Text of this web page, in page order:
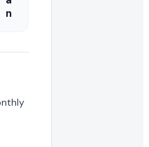
、FOB、EXW)列于此
。您可以与买家澄清此
报价吗?
市场,我们鼓励任何有能力
n